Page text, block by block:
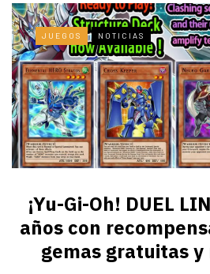
JUEGOS NOTICIAS
¡Yu-Gi-Oh! DUEL
años con
gemas gratuitas y